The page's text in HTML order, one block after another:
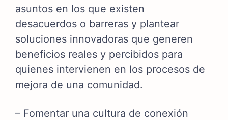
asuntos en los que existen
desacuerdos o barreras y plantear
soluciones innovadoras que generen
beneficios reales y percibidos para
quienes intervienen en los procesos de
mejora de una comunidad.
– Fomentar una cultura de conexión